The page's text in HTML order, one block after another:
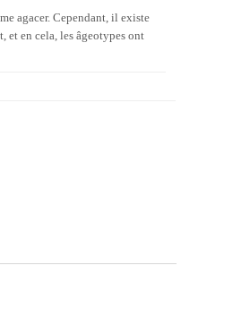
agacer. Cependant, il existe
et en cela, les âgeotypes ont